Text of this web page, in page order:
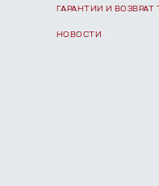
ГАРАНТИИ И ВОЗВРАТ
НОВОСТИ